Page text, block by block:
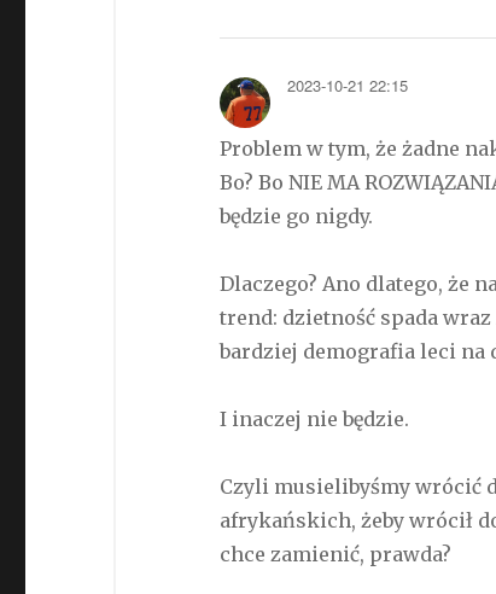
2023-10-21 22:15
Problem w tym, że żadne
Bo? Bo NIE MA
będzie go nigdy.
Dlaczego? Ano dlatego, że
trend: dzietność spada
bardziej demografia leci na
I inaczej nie będzie.
Czyli musielibyśmy wrócić
afrykańskich, żeby wrócił
chce zamienić, prawda?